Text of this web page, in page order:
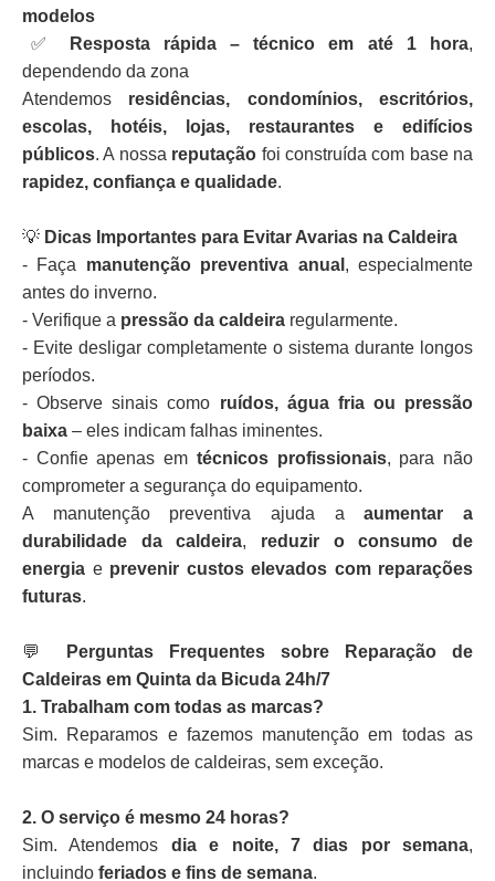
modelos
✅
Resposta rápida – técnico em até 1 hora,
dependendo da zona
Atendemos residências, condomínios, escritórios,
escolas, hotéis, lojas, restaurantes e edifícios
públicos. A nossa reputação foi construída com base na
rapidez, confiança e qualidade.
💡 Dicas Importantes para Evitar Avarias na Caldeira
- Faça manutenção preventiva anual , especialmente
antes do inverno.
- Verifique a pressão da caldeira regularmente.
- Evite desligar completamente o sistema durante longos
períodos.
- Observe sinais como ruídos, água fria ou pressão
baixa – eles indicam falhas iminentes.
- Confie apenas em técnicos profissionais, para não
comprometer a segurança do equipamento.
A manutenção preventiva ajuda aaumentar a
durabilidade da caldeira, reduzir o consumo de
energia e prevenir custos elevados com reparações
futuras.
💬
Perguntas Frequentes sobre Reparação de
Caldeiras em Quinta da Bicuda 24h/7
1. Trabalham com todas as marcas?
Sim. Reparamos e fazemos manutenção em todas as
marcas e modelos de caldeiras, sem exceção.
2. O serviço é mesmo 24 horas?
Sim. Atendemos dia e noite, 7 dias por semana,
incluindo feriados e fins de semana.